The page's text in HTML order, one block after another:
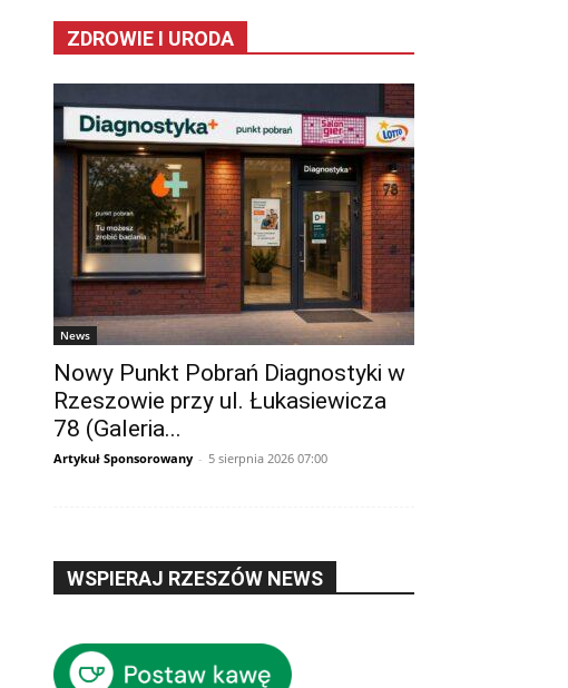
ZDROWIE I URODA
News
Nowy Punkt Pobrań Diagnostyki w
Rzeszowie przy ul. Łukasiewicza
78 (Galeria...
Artykuł Sponsorowany - 5 sierpnia 2026 07:00
WSPIERAJ RZESZÓW NEWS